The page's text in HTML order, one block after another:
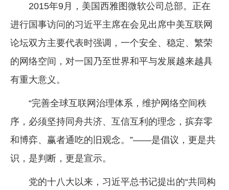
2015年9月，美国西雅图微软公司总部。正在
进行国事访问的习近平主席在会见出席中美互联网
论坛双方主要代表时强调，一个安全、稳定、繁荣
的网络空间，对一国乃至世界和平与发展越来越具
有重大意义。
“完善全球互联网治理体系，维护网络空间秩
序，必须坚持同舟共济、互信互利的理念，摈弃零
和博弈、赢者通吃的旧观念。”——是倡议，更是共
识，是判断，更是宣示。
党的十八大以来，习近平总书记提出的“共同构